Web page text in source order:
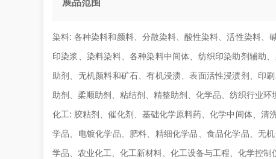
染料: 各种染料和颜料、分散染料、酸性染料、活性染料、
印染浆、染料染料、各种染料中间体、纺织印染助剂辅助
助剂、无机颜料和矿石、有机浸渍、表面活性浸渍剂、印
助剂、柔顺助剂、粘结剂、精整助剂、化学品、纺织行业
化工: 胶粘剂、催化剂、基础化学原料药、化学中间体、
学品、电镀化学品、肥料、精细化学品、食品化学品、无
学品、农业化工、化工新材料、化工设备与工程、化学控